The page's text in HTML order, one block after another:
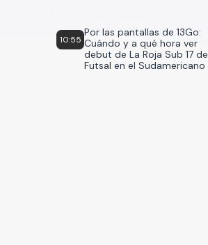
10:55
Por las pantallas de 13Go:
Cuándo y a qué hora ver
debut de La Roja Sub 17 de
Futsal en el Sudamericano